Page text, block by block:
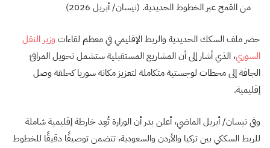
من القمح عبر الخطوط الحديدية. (نيسان/ أبريل 2026)
حضر ملف السكك الحديدية والربط الإقليمي في معظم لقاءات وزير النقل
السوري، الذي أشار إلى أن المشاريع المستقبلية ستشمل تحويل المرافئ
الجافة إلى محطات لوجستية متكاملة لتعزيز مكانة سوريا كحلقة وصل
إقليمية.
وفي نيسان/ أبريل الماضي، أعلن بدر أن الوزارة تُعِد خارطة إقليمية شاملة
للربط السككي بين تركيا والأردن والسعودية، تتضمن توصيفًا دقيقًا للخطوط